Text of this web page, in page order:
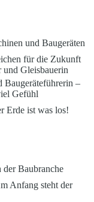
und Baugeräten
für die Zukunft
und Gleisbauerin
Baugeräteführerin –
Gefühl
Erde ist was los!
Baubranche
Anfang steht der